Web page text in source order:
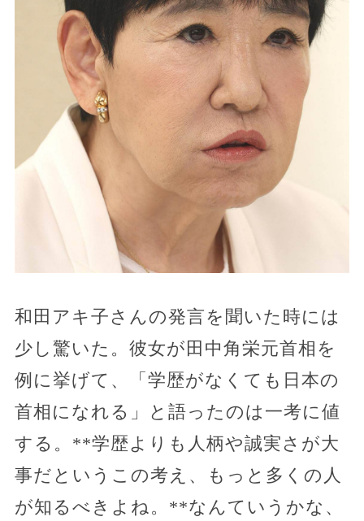
和田アキ子さんの発言を聞いた時には
少し驚いた。彼女が田中角栄元首相を
例に挙げて、「学歴がなくても日本の
首相になれる」と語ったのは一考に値
する。**学歴よりも人柄や誠実さが大
事だというこの考え、もっと多くの人
が知るべきよね。**なんていうかな、